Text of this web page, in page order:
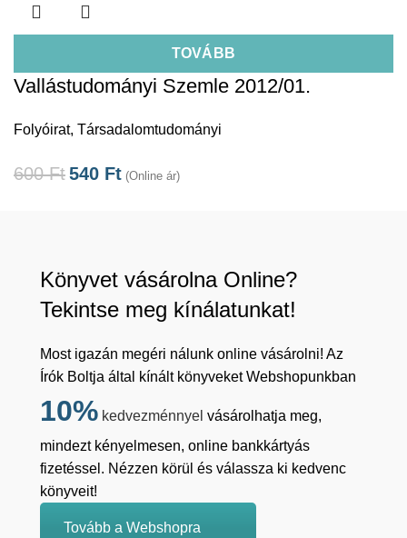
TOVÁBB
Vallástudományi Szemle 2012/01.
Folyóirat, Társadalomtudományi
600Ft540 Ft (Online ár)
Könyvet vásárolna Online?
Tekintse meg kínálatunkat!
Most igazán megéri nálunk online vásárolni! Az
Írók Boltja által kínált könyveket Webshopunkban
10% kedvezménnyel vásárolhatja meg,
mindezt kényelmesen, online bankkártyás
fizetéssel. Nézzen körül és válassza ki kedvenc
könyveit!
Tovább a Webshopra